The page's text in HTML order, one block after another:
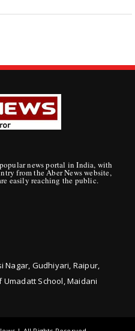
news portal in India, with
from the Aber News website,
easily reaching the public.
Nagar, Gudhiyari, Raipur,
Umadatt School, Maidani